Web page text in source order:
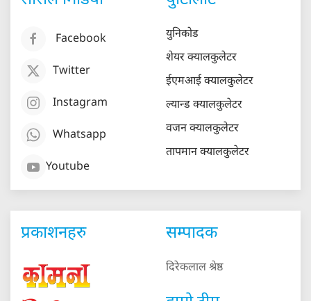
Facebook
Twitter
Instagram
Whatsapp
Youtube
युनिकोड
शेयर क्यालकुलेटर
ईएमआई क्यालकुलेटर
ल्यान्ड क्यालकुलेटर
वजन क्यालकुलेटर
तापमान क्यालकुलेटर
प्रकाशनहरु सम्पादक
दिरेकलाल श्रेष्ठ